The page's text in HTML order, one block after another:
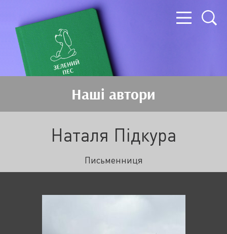
Наші автори
Наталя Підкура
Письменниця